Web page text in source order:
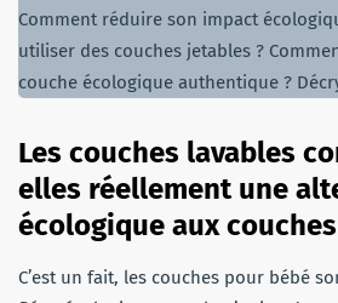
Comment réduire son impact
utiliser des couches jetables ?
couche écologique authentique ?
Les couches lavables
elles réellement une
écologique aux
C’est un fait, les couches pour bébé